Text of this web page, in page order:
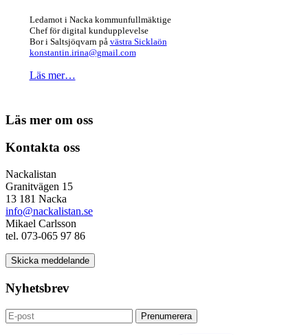
Ledamot i Nacka kommunfullmäktige
Chef för digital kundupplevelse
Bor i Saltsjöqvarn på västra Sicklaön
konstantin.irina@gmail.com
Läs mer…
Läs mer om oss
Kontakta oss
Nackalistan
Granitvägen 15
13 181 Nacka
info@nackalistan.se
Mikael Carlsson
tel. 073-065 97 86
Skicka meddelande
Nyhetsbrev
Prenumerera